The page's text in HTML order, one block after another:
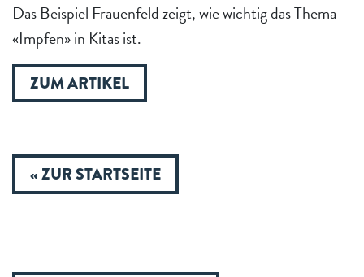
Das Beispiel Frauenfeld zeigt, wie wichtig das Thema
«Impfen» in Kitas ist.
ZUM ARTIKEL
« ZUR STARTSEITE